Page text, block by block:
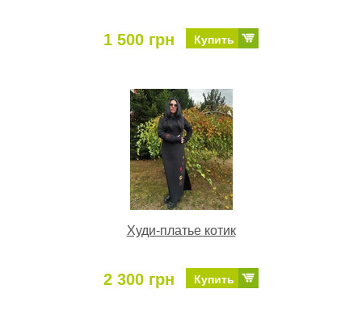
1 500 грн Купить
Худи-платье котик
2 300 грн Купить